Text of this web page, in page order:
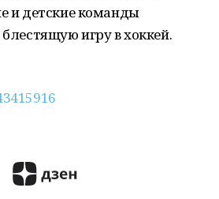
и детские команды
игру в хоккей.